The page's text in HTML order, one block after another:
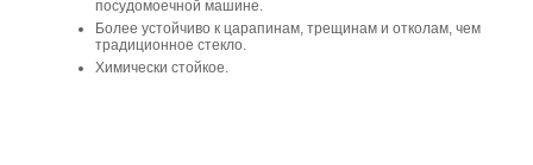
посудомоечной машине.
Более устойчиво к царапинам, трещинам и отколам, чем
традиционное стекло.
Химически стойкое.